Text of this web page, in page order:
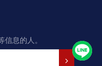
息的人。